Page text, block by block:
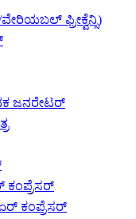
ಫ್ರೀಕ್ವೆನ್ಸಿ)
ಜನರೇಟರ್
ಕಂಪ್ರೆಸರ್